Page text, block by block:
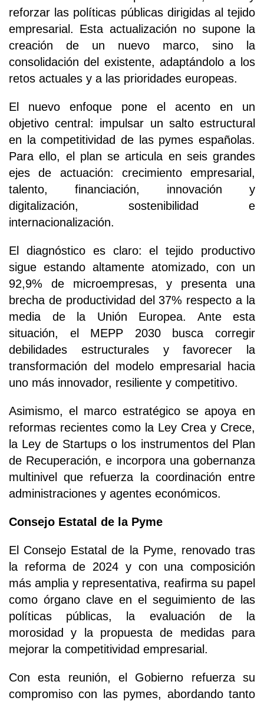
reforzar las políticas públicas dirigidas al tejido
empresarial. Esta actualización no supone la
creación de un nuevo marco, sino la
consolidación del existente, adaptándolo a los
retos actuales y a las prioridades europeas.
El nuevo enfoque pone el acento en un
objetivo central: impulsar un salto estructural
en la competitividad de las pymes españolas.
Para ello, el plan se articula en seis grandes
ejes de actuación: crecimiento empresarial,
talento, financiación, innovación y
digitalización, sostenibilidad e
internacionalización.
El diagnóstico es claro: el tejido productivo
sigue estando altamente atomizado, con un
92,9% de microempresas, y presenta una
brecha de productividad del 37% respecto a la
media de la Unión Europea. Ante esta
situación, el MEPP 2030 busca corregir
debilidades estructurales y favorecer la
transformación del modelo empresarial hacia
uno más innovador, resiliente y competitivo.
Asimismo, el marco estratégico se apoya en
reformas recientes como la Ley Crea y Crece,
la Ley de Startups o los instrumentos del Plan
de Recuperación, e incorpora una gobernanza
multinivel que refuerza la coordinación entre
administraciones y agentes económicos.
Consejo Estatal de la Pyme
El Consejo Estatal de la Pyme, renovado tras
la reforma de 2024 y con una composición
más amplia y representativa, reafirma su papel
como órgano clave en el seguimiento de las
políticas públicas, la evaluación de la
morosidad y la propuesta de medidas para
mejorar la competitividad empresarial.
Con esta reunión, el Gobierno refuerza su
compromiso con las pymes, abordando tanto